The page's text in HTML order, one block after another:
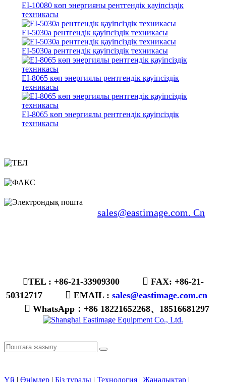
EI-10080 көп энергияны рентгендік қауіпсіздік
техникасы
EI-5030a рентгендік қауіпсіздік техникасы
EI-5030a рентгендік қауіпсіздік техникасы
EI-8065 көп энергиялы рентгендік қауіпсіздік
техникасы
EI-8065 көп энергиялы рентгендік қауіпсіздік
техникасы
sales@eastimage.com. Cn
TEL : +86-21-33909300  FAX: +86-21-
50312717  EMAIL : sales@eastimage.com.cn
 WhatsApp： +86 18221652268、18516681297
Үй | Өнімдер | Біз туралы | Технология | Жаңалықтар |